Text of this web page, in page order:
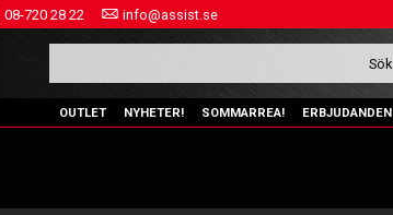
08-720 28 22 info@assist.se
OUTLET NYHETER! SOMMARREA! ERBJUDANDEN